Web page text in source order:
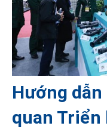
Hướng
quan Triển